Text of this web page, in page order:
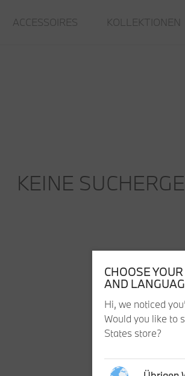
ACCESSOIRES KOLLEKTIONEN
KEINE
CHOOSE
AND
Hi, we noticed
Would you like to
States store?